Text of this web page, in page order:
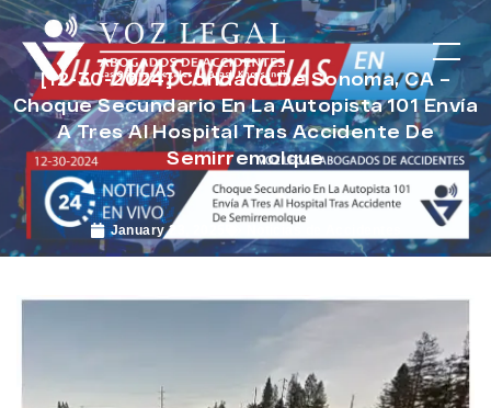
[12-30-2024] Condado De Sonoma, CA –
Choque Secundario En La Autopista 101 Envía
A Tres Al Hospital Tras Accidente De
Semirremolque
January 23, 2025